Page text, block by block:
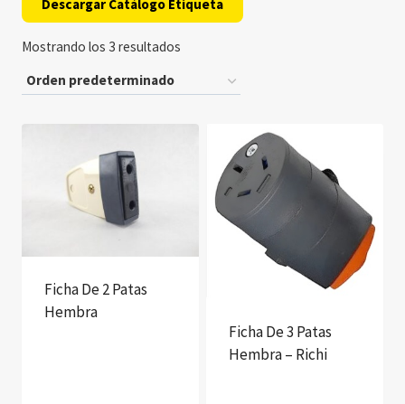
Descargar Catálogo Etiqueta
Mostrando los 3 resultados
Ficha De 2 Patas
Hembra
Ficha De 3 Patas
Hembra – Richi